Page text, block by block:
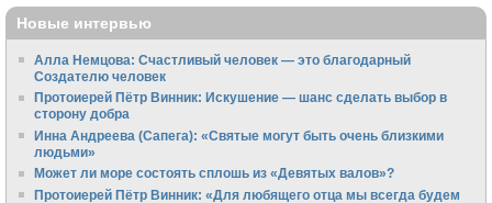
Новые интервью
Алла Немцова: Счастливый человек — это благодарный
Создателю человек
Протоиерей Пётр Винник: Искушение — шанс сделать выбор в
сторону добра
Инна Андреева (Сапега): «Святые могут быть очень близкими
людьми»
Может ли море состоять сплошь из «Девятых валов»?
Протоиерей Пётр Винник: «Для любящего отца мы всегда будем